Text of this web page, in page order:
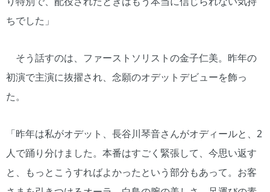
ちでした」
そう話すのは、ファーストソリストの金子仁美。昨年の
初演で主演に抜擢され、念願のオデットデビューを飾っ
た。
「昨年は私がオデット、長谷川琴音さんがオディールと、2
人で踊り分けました。本番はすごく緊張して、今思い返す
と、もっとこうすればよかったという部分もあって。お客